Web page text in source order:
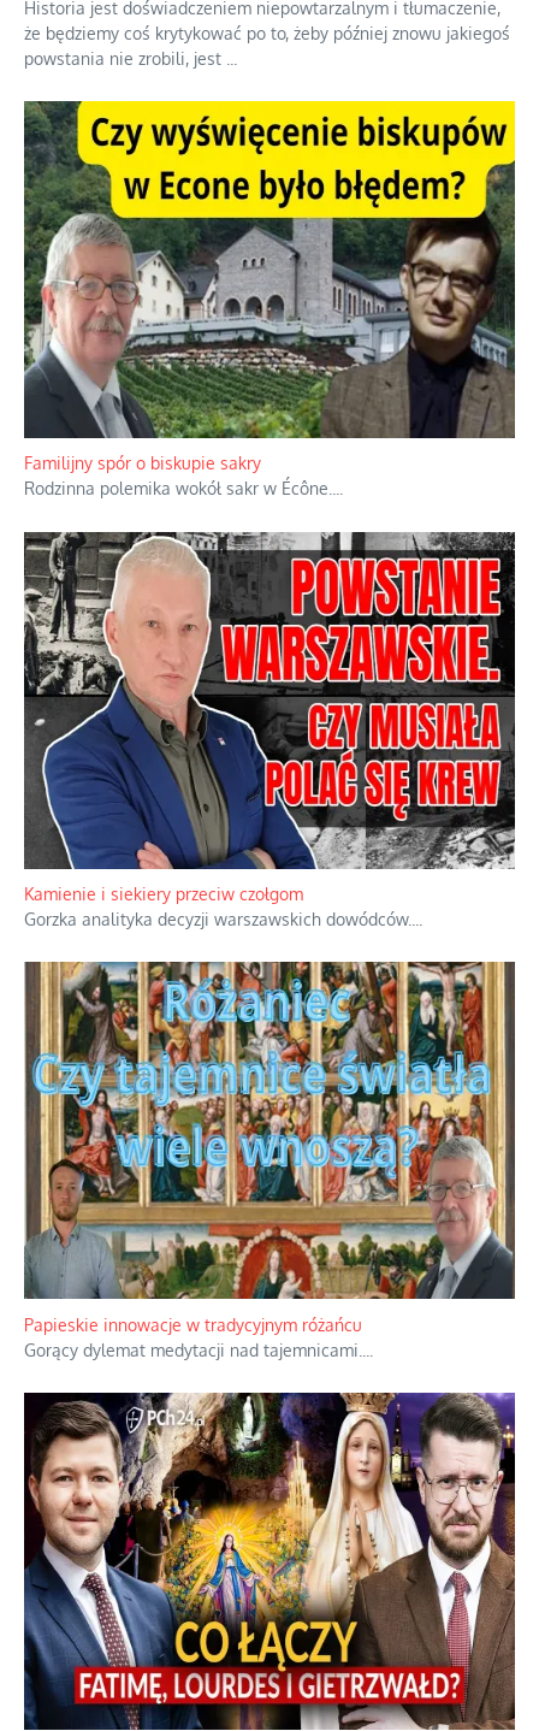
Historia jest doświadczeniem niepowtarzalnym i tłumaczenie,
że będziemy coś krytykować po to, żeby później znowu jakiegoś
powstania nie zrobili, jest
Familijny spór o biskupie sakry
Rodzinna polemika wokół sakr w Écône.
Kamienie i siekiery przeciw czołgom
Gorzka analityka decyzji warszawskich dowódców.
Papieskie innowacje w tradycyjnym różańcu
Gorący dylemat medytacji nad tajemnicami.